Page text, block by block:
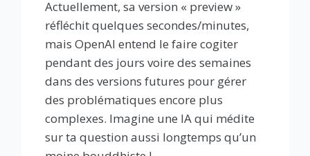
Actuellement, sa version « preview »
réfléchit quelques secondes/minutes,
mais OpenAI entend le faire cogiter
pendant des jours voire des semaines
dans des versions futures pour gérer
des problématiques encore plus
complexes. Imagine une IA qui médite
sur ta question aussi longtemps qu’un